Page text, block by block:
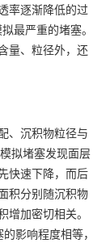
率逐渐降低的过
最严重的堵塞。
量、粒径外，还
、沉积物粒径与
拟堵塞发现面层
快速下降，而后
积分别随沉积物
加密切相关。
影响程度相等，